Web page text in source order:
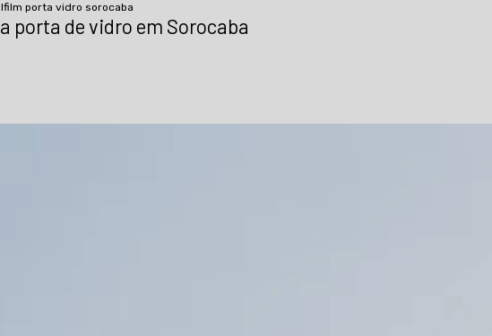
porta vidro sorocaba
porta de vidro em Sorocaba